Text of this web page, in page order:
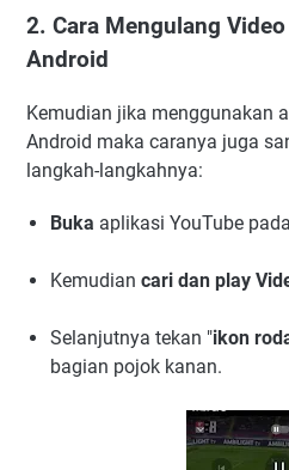
2. Cara Mengulang
Android
Kemudian jika menggunakan
Android maka caranya juga
langkah-langkahnya:
Buka aplikasi YouTube
Kemudian cari dan play
Selanjutnya tekan "ikon
bagian pojok kanan.